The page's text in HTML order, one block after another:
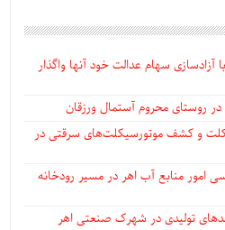
سهام عدالت خود آنها واگذار
روستای محروم آستمال ورزقان
و کشف موتورسیکلت‌های سرقتی در
امور منابع آب اهر در مسیر رودخانه
تولیدی در شهرک صنعتی اهر